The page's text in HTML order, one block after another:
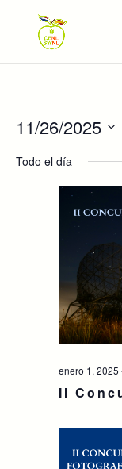
11/26/2025
Todo el día
enero 1, 2025
II